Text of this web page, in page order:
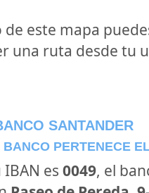
de este mapa
una ruta desde tu
SANTANDER
BANCO PERTENECE
IBAN es 0049, el